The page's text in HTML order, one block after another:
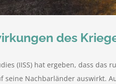
des
(IISS) hat ergeben, dass
seine Nachbarländer auswirkt.